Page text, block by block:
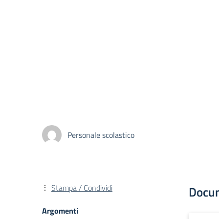
Personale scolastico
Stampa / Condividi
Argomenti